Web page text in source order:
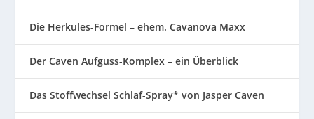
Die Herkules-Formel – ehem. Cavanova Maxx
Der Caven Aufguss-Komplex – ein Überblick
Das Stoffwechsel Schlaf-Spray* von Jasper Caven